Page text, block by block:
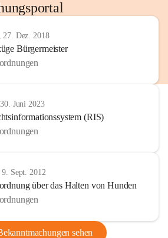
27. Dez. 2018
Bürgermeister
Juni 2023
(RIS)
9. Sept. 2012
über das Halten von Hunden
sehen